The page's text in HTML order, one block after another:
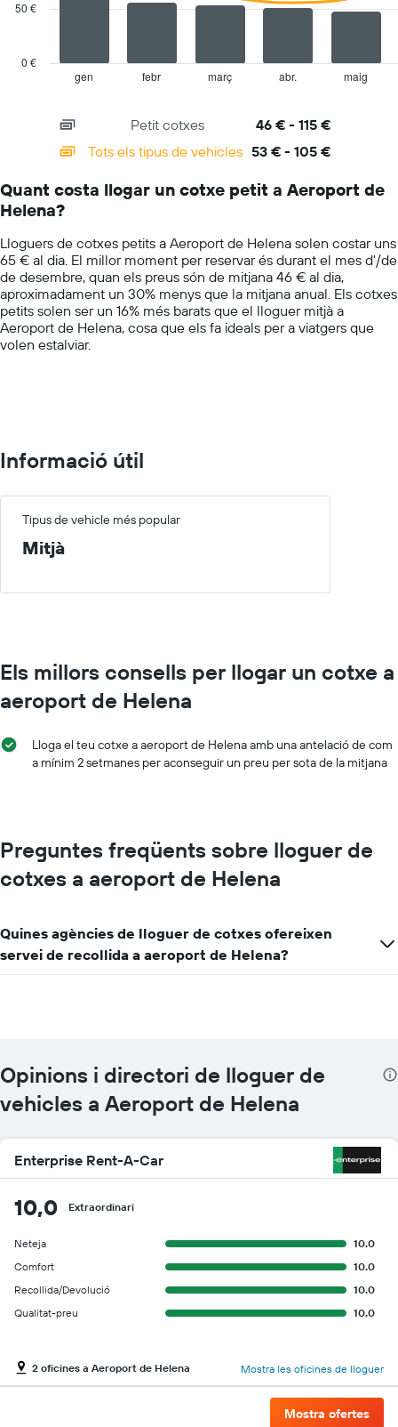
eix
mostra
lloguer
de
les
empreses
indicades
displaying
categories.
categories.
The
has
1
Y
axis
displaying
values.
Range:
gen febr març abr. maig
0 €
50 €
Petit cotxes
46 € - 115 €
Tots els tipus de vehicles 53 € - 105 €
Quant costa llogar un cotxe petit a Aeroport de
Helena?
Lloguers de cotxes petits a Aeroport de Helena solen costar uns
65 € al dia. El millor moment per reservar és durant el mes d'/de
de desembre, quan els preus són de mitjana 46 € al dia,
aproximadament un 30% menys que la mitjana anual. Els cotxes
petits solen ser un 16% més barats que el lloguer mitjà a
Aeroport de Helena, cosa que els fa ideals per a viatgers que
volen estalviar.
Informació útil
Tipus de vehicle més popular
Mitjà
Els millors consells per llogar un cotxe a
aeroport de Helena
Lloga el teu cotxe a aeroport de Helena amb una antelació de com
a mínim 2 setmanes per aconseguir un preu per sota de la mitjana
Preguntes freqüents sobre lloguer de
cotxes a aeroport de Helena
Quines agències de lloguer de cotxes ofereixen
servei de recollida a aeroport de Helena?
Opinions i directori de lloguer de
vehicles a Aeroport de Helena
Enterprise Rent-A-Car
10,0 Extraordinari
Neteja
10.0
Comfort
10.0
Recollida/Devolució
10.0
Qualitat-preu
10.0
2 oficines a Aeroport de Helena Mostra les oficines de lloguer
Mostra ofertes